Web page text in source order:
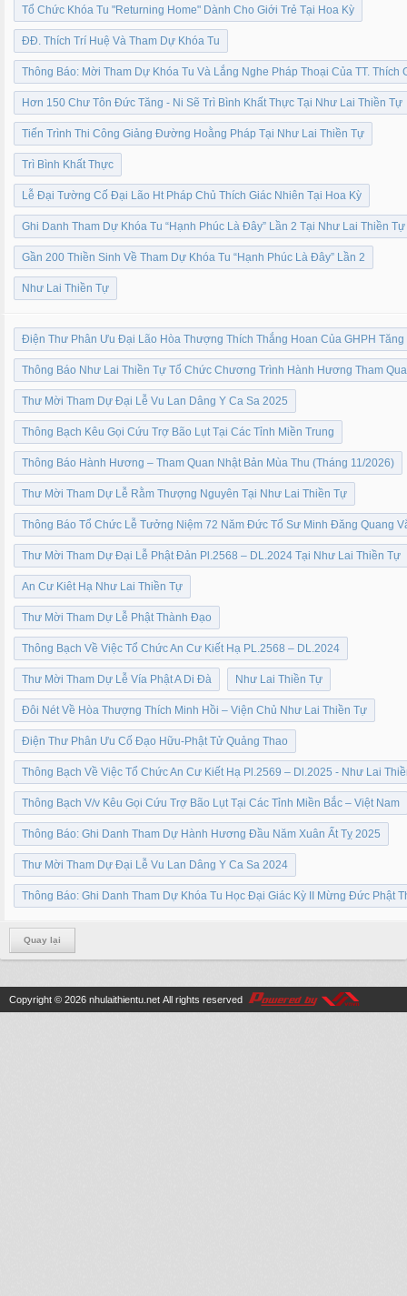
Tổ Chức Khóa Tu "Returning Home" Dành Cho Giới Trẻ Tại Hoa Kỳ
ĐĐ. Thích Trí Huệ Và Tham Dự Khóa Tu
Thông Báo: Mời Tham Dự Khóa Tu Và Lắng Nghe Pháp Thoại Của TT. Thích
Hơn 150 Chư Tôn Đức Tăng - Ni Sẽ Trì Bình Khất Thực Tại Như Lai Thiền Tự
Tiến Trình Thi Công Giảng Đường Hoằng Pháp Tại Như Lai Thiền Tự
Trì Bình Khất Thực
Lễ Đại Tường Cố Đại Lão Ht Pháp Chủ Thích Giác Nhiên Tại Hoa Kỳ
Ghi Danh Tham Dự Khóa Tu “Hạnh Phúc Là Đây” Lần 2 Tại Như Lai Thiền
Gần 200 Thiền Sinh Về Tham Dự Khóa Tu “Hạnh Phúc Là Đây” Lần 2
Như Lai Thiền Tự
Điện Thư Phân Ưu Đại Lão Hòa Thượng Thích Thắng Hoan Của GHPH Tăng
Thông Báo Như Lai Thiền Tự Tổ Chức Chương Trình Hành Hương Tham
Thư Mời Tham Dự Đại Lễ Vu Lan Dâng Y Ca Sa 2025
Thông Bạch Kêu Gọi Cứu Trợ Bão Lụt Tại Các Tỉnh Miền Trung
Thông Báo Hành Hương – Tham Quan Nhật Bản Mùa Thu (Tháng 11/2026)
Thư Mời Tham Dự Lễ Rằm Thượng Nguyên Tại Như Lai Thiền Tự
Thông Báo Tổ Chức Lễ Tưởng Niệm 72 Năm Đức Tổ Sư Minh Đăng Quang
Thư Mời Tham Dự Đại Lễ Phật Đản Pl.2568 – DL.2024 Tại Như Lai Thiền Tự
An Cư Kiêt Hạ Như Lai Thiền Tự
Thư Mời Tham Dự Lễ Phật Thành Đạo
Thông Bạch Về Việc Tổ Chức An Cư Kiết Hạ PL.2568 – DL.2024
Thư Mời Tham Dự Lễ Vía Phật A Di Đà Như Lai Thiền Tự
Đôi Nét Về Hòa Thượng Thích Minh Hồi – Viện Chủ Như Lai Thiền Tự
Điện Thư Phân Ưu Cố Đạo Hữu-Phật Tử Quảng Thao
Thông Bạch Về Việc Tổ Chức An Cư Kiết Hạ Pl.2569 – Dl.2025 - Như Lai
Thông Bạch V/v Kêu Gọi Cứu Trợ Bão Lụt Tại Các Tỉnh Miền Bắc – Việt Nam
Thông Báo: Ghi Danh Tham Dự Hành Hương Đầu Năm Xuân Ất Tỵ 2025
Thư Mời Tham Dự Đại Lễ Vu Lan Dâng Y Ca Sa 2024
Thông Báo: Ghi Danh Tham Dự Khóa Tu Học Đại Giác Kỳ II Mừng Đức Phật
Quay lại
Copyright © 2026 nhulaithientu.net All rights reserved